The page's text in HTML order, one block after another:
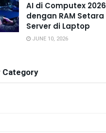
AI di Computex 2026
dengan RAM Setara
Server di Laptop
JUNE 10, 2026
Category